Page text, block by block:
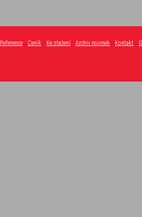
Reference Ceník Ke stažení Archiv novinek Kontakt